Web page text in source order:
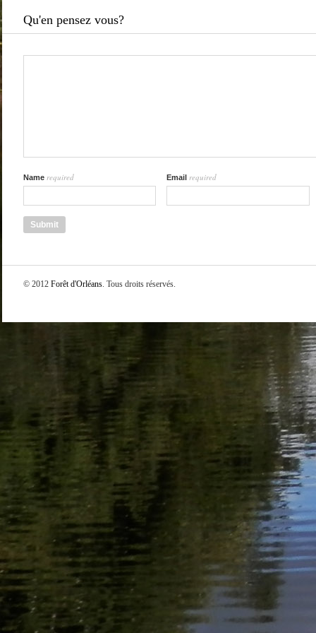
Qu'en pensez vous?
Name required Email required
© 2012 Forêt d'Orléans. Tous droits réservés.